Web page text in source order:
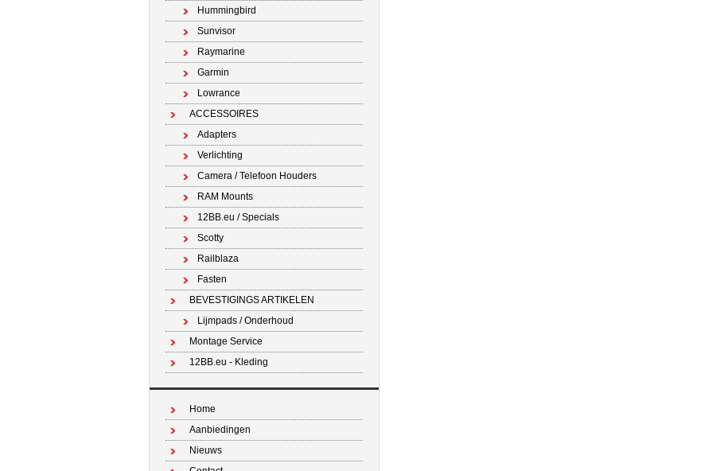
Hummingbird
Sunvisor
Raymarine
Garmin
Lowrance
ACCESSOIRES
Adapters
Verlichting
Camera / Telefoon Houders
RAM Mounts
12BB.eu / Specials
Scotty
Railblaza
Fasten
BEVESTIGINGS ARTIKELEN
Lijmpads / Onderhoud
Montage Service
12BB.eu - Kleding
Home
Aanbiedingen
Nieuws